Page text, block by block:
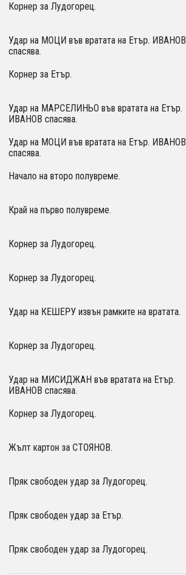
Корнер за Лудогорец.
Удар на МОЦИ във вратата на Етър. ИВАНОВ
спасява.
Корнер за Етър.
Удар на МАРСЕЛИНЬО във вратата на Етър.
ИВАНОВ спасява.
Удар на МОЦИ във вратата на Етър. ИВАНОВ
спасява.
Начало на второ полувреме.
Край на първо полувреме.
Корнер за Лудогорец.
Корнер за Лудогорец.
Удар на КЕШЕРУ извън рамките на вратата.
Корнер за Лудогорец.
Удар на МИСИДЖАН във вратата на Етър.
ИВАНОВ спасява.
Корнер за Лудогорец.
Жълт картон за СТОЯНОВ.
Пряк свободен удар за Лудогорец.
Пряк свободен удар за Етър.
Пряк свободен удар за Лудогорец.